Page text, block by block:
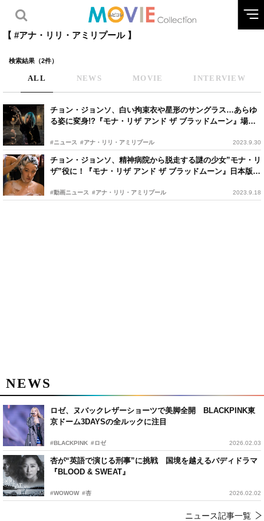
【 #アナ・リリ・アミリプール 】
検索結果（2件）
ALL NEWS MOVIE INTERVIEW
チョン・ジョンソ、白い拘束衣や星形のサングラス…あらゆ
る姿に変身!?『モナ・リザ アンド ザ ブラッドムーン』場面
#ニュース #アナ・リリ・アミリプール 2023.9.30
チョン・ジョンソ、精神病院から脱走する謎の少女”モナ・リ
ザ”役に！『モナ・リザ アンド ザ ブラッドムーン』日本版予
#動画ニュース #アナ・リリ・アミリプール 2023.9.18
NEWS
ロゼ、ヌバックレザーショーツで美脚全開 BLACKPINK東
京ドーム3DAYSの全ルックに注目
#BLACKPINK #ロゼ 2026.02.03
杏が“英語で演じる刑事”に挑戦 国境を越えるバディドラマ
『BLOOD & SWEAT』
#WOWOW #杏 2026.02.02
ニュース記事一覧